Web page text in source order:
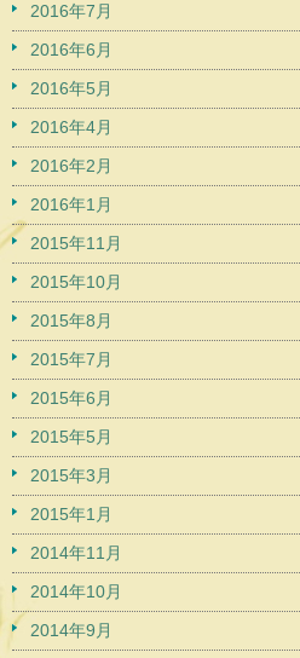
2016年7月
2016年6月
2016年5月
2016年4月
2016年2月
2016年1月
2015年11月
2015年10月
2015年8月
2015年7月
2015年6月
2015年5月
2015年3月
2015年1月
2014年11月
2014年10月
2014年9月